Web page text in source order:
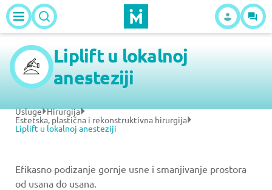
Liplift u lokalnoj
anesteziji
Usluge Hirurgija
Estetska, plastična i rekonstruktivna hirurgija
Liplift u lokalnoj anesteziji
Efikasno podizanje gornje usne i smanjivanje prostora
od usana do usana.